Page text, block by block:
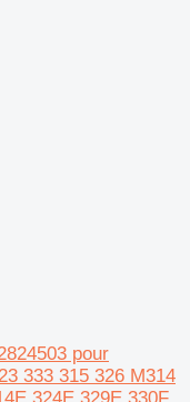
pour
333 315 326 M314